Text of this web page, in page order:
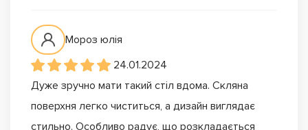
Мороз юлія
24.01.2024
Дуже зручно мати такий стіл вдома. Скляна
поверхня легко чиститься, а дизайн виглядає
стильно. Особливо радує, що розкладається